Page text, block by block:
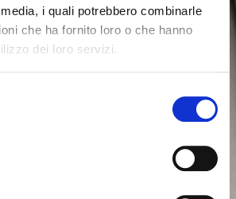
i quali potrebbero combinarle
che ha fornito loro o che hanno
dei loro servizi.